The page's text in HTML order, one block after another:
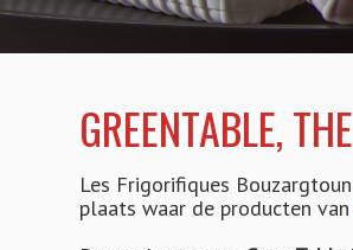
GREENTABLE,
Les Frigorifiques
plaats waar de producten van